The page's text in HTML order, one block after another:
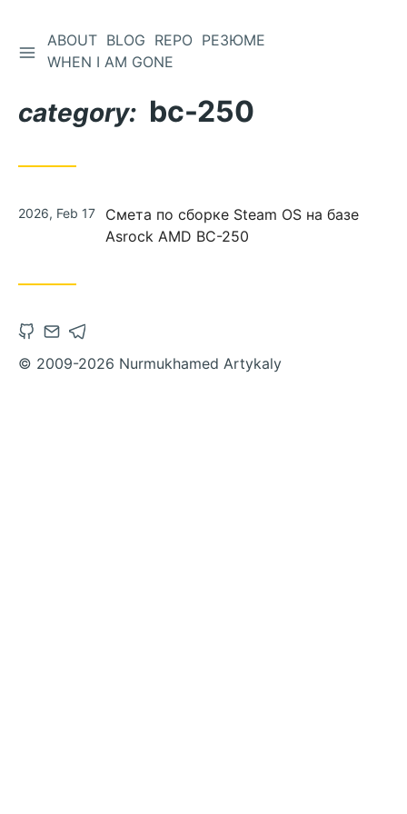
ABOUT BLOG REPO РЕЗЮМЕ
WHEN I AM GONE
category: bc-250
2026, Feb 17
Смета по сборке Steam OS на базе
Asrock AMD BC-250
© 2009-2026 Nurmukhamed Artykaly